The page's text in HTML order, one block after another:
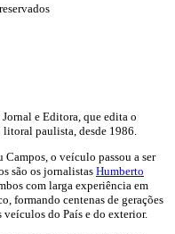
e Editora, que edita o
paulista, desde 1986.
o veículo passou a ser
são os jornalistas Humberto
com larga experiência em
formando centenas de gerações
do País e do exterior.